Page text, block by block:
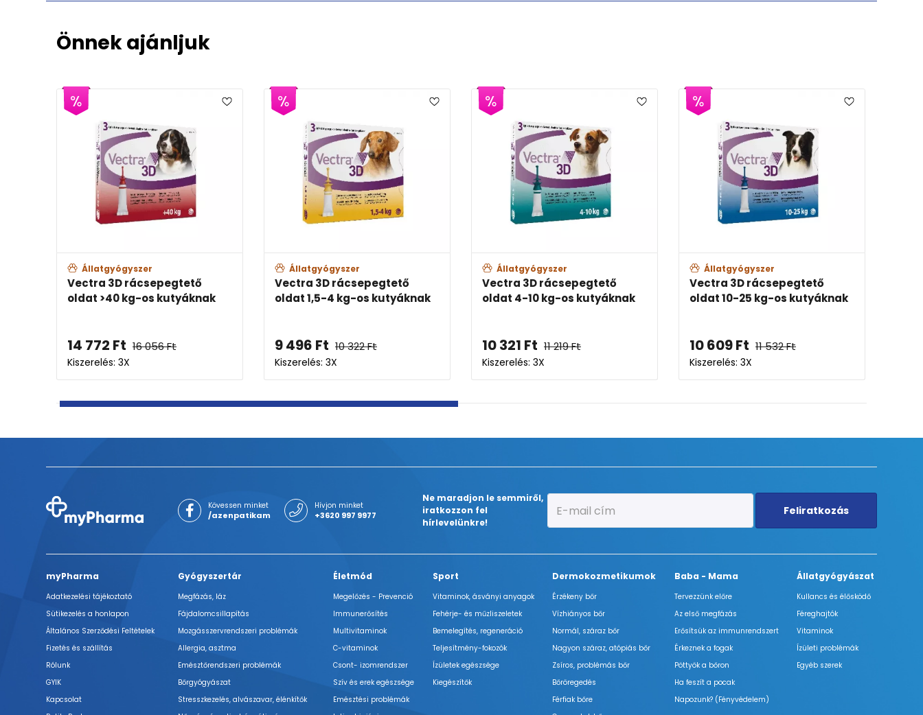
Önnek ajánljuk
Állatgyógyszer
Vectra 3D rácsepegtető
oldat >40 kg-os kutyáknak
14 772Ft 16 056Ft
Kiszerelés: 3X
Állatgyógyszer
Vectra 3D rácsepegtető
oldat 1,5-4 kg-os kutyáknak
Ft 10 322Ft
Kiszerelés: 3X
Állatgyógyszer
Vectra 3D rácsepegtető
oldat 4-10 kg-os kutyáknak
Ft 11 219Ft
Kiszerelés: 3X
Állatgyógyszer
Vectra 3D rácsepegtető
oldat 10-25 kg-os kutyáknak
10 609Ft 11 532Ft
Kiszerelés: 3X
Kövessen minket
/azenpatikam
Hívjon minket
+3620 997 9977
Ne maradjon le semmiről,
iratkozzon fel
hírlevelünkre!
Feliratkozás
myPharma
Adatkezelési tájékoztató
Sütikezelés a honlapon
Általános Szerződési Feltételek
Fizetés és szállítás
Rólunk
GYIK
Kapcsolat
Gyógyszertár
Megfázás, láz
Fájdalomcsillapítás
Mozgásszervrendszeri problémák
Allergia, asztma
Emésztőrendszeri problémák
Bőrgyógyászat
Stresszkezelés, alvászavar, élénkítők
Életmód
Megelőzés - Prevenció
Immunerősítés
Multivitaminok
C-vitaminok
Csont- izomrendszer
Szív és erek egészsége
Emésztési problémák
Sport
Vitaminok, ásványi anyagok
Fehérje- és műzliszeletek
Bemelegítés, regeneráció
Teljesítmény-fokozók
Ízületek egészsége
Kiegészítők
Dermokozmetikumok
Érzékeny bőr
Vízhiányos bőr
Normál, száraz bőr
Nagyon száraz, atópiás bőr
Zsíros, problémás bőr
Bőröregedés
Férfiak bőre
Baba - Mama
Tervezzünk előre
Az első megfázás
Erősítsük az immunrendszert
Érkeznek a fogak
Pöttyök a bőron
Ha feszít a pocak
Napozunk? (Fényvédelem)
Állatgyógyászat
Kullancs és élősködő
Féreghajtók
Vitaminok
Ízületi problémák
Egyéb szerek